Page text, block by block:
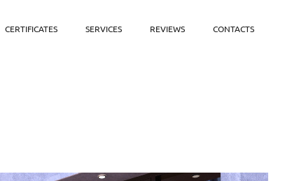
CERTIFICATES SERVICES REVIEWS CONTACTS